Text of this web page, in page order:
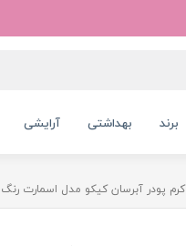
برند بهداشتی آرایشی
کرم پودر آبرسان کیکو مدل اسمارت رنگ WB15^